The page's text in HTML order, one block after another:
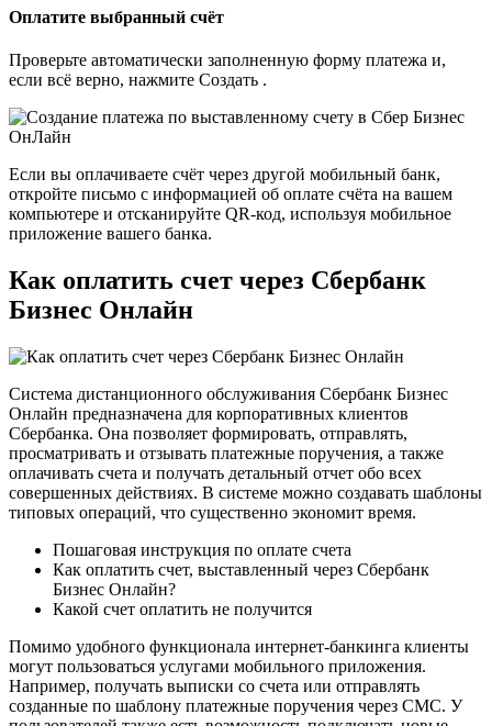
Оплатите выбранный счёт
Проверьте автоматически заполненную форму платежа и,
если всё верно, нажмите Создать .
Если вы оплачиваете счёт через другой мобильный банк,
откройте письмо с информацией об оплате счёта на вашем
компьютере и отсканируйте QR-код, используя мобильное
приложение вашего банка.
Как оплатить счет через Сбербанк
Бизнес Онлайн
Система дистанционного обслуживания Сбербанк Бизнес
Онлайн предназначена для корпоративных клиентов
Сбербанка. Она позволяет формировать, отправлять,
просматривать и отзывать платежные поручения, а также
оплачивать счета и получать детальный отчет обо всех
совершенных действиях. В системе можно создавать шаблоны
типовых операций, что существенно экономит время.
Пошаговая инструкция по оплате счета
Как оплатить счет, выставленный через Сбербанк
Бизнес Онлайн?
Какой счет оплатить не получится
Помимо удобного функционала интернет-банкинга клиенты
могут пользоваться услугами мобильного приложения.
Например, получать выписки со счета или отправлять
созданные по шаблону платежные поручения через СМС. У